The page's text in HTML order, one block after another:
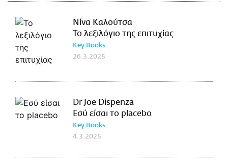
Νίνα Καλούτσα
Το λεξιλόγιο της επιτυχίας
Key Books
26.3.2025
Dr Joe Dispenza
Εσύ είσαι το placebo
Key Books
4.3.2025